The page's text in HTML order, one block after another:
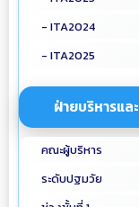
- ITA2024
- ITA2025
ฝ่ายบริหารแล
คณะผู้บริหาร
ระดับปฐมวัย